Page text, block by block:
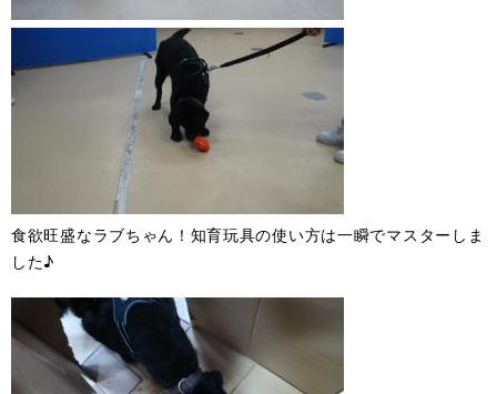
食欲旺盛なラブちゃん！知育玩具の使い方は一瞬でマスターしま
した♪